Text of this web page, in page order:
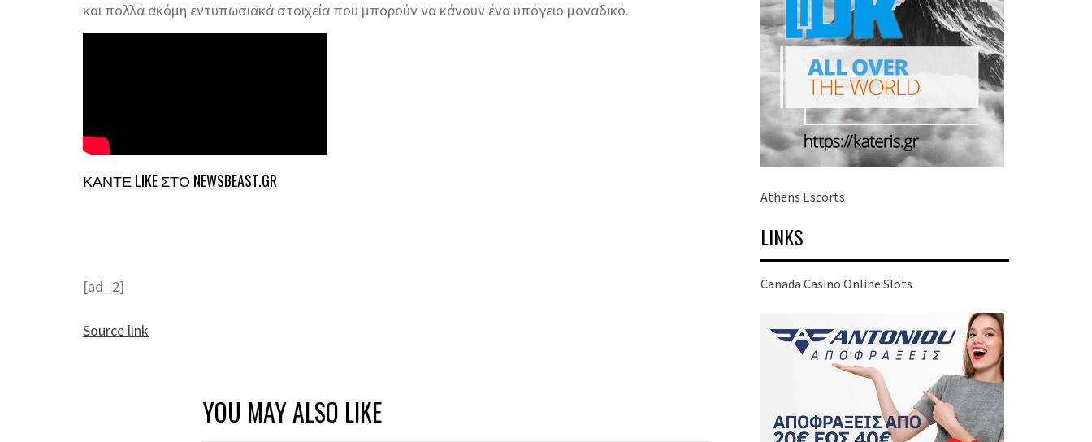
και πολλά ακόμη εντυπωσιακά στοιχεία που μπορούν να κάνουν ένα υπόγειο μοναδικό.
ΚΑΝΤΕ LIKE ΣΤΟ NEWSBEAST.GR
[ad_2]
Source link
YOU MAY ALSO LIKE
Athens Escorts
LINKS
Canada Casino Online Slots